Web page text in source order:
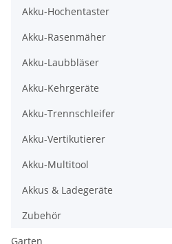
Akku-Hochentaster
Akku-Rasenmäher
Akku-Laubbläser
Akku-Kehrgeräte
Akku-Trennschleifer
Akku-Vertikutierer
Akku-Multitool
Akkus & Ladegeräte
Zubehör
Garten